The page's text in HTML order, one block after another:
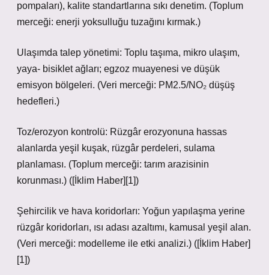
pompaları), kalite standartlarına sıkı denetim. (Toplum
merceği: enerji yoksulluğu tuzağını kırmak.)
Ulaşımda talep yönetimi: Toplu taşıma, mikro ulaşım,
yaya- bisiklet ağları; egzoz muayenesi ve düşük
emisyon bölgeleri. (Veri merceği: PM2.5/NO₂ düşüş
hedefleri.)
Toz/erozyon kontrolü: Rüzgâr erozyonuna hassas
alanlarda yeşil kuşak, rüzgâr perdeleri, sulama
planlaması. (Toplum merceği: tarım arazisinin
korunması.) ([İklim Haber][1])
Şehircilik ve hava koridorları: Yoğun yapılaşma yerine
rüzgâr koridorları, ısı adası azaltımı, kamusal yeşil alan.
(Veri merceği: modelleme ile etki analizi.) ([İklim Haber]
[1])